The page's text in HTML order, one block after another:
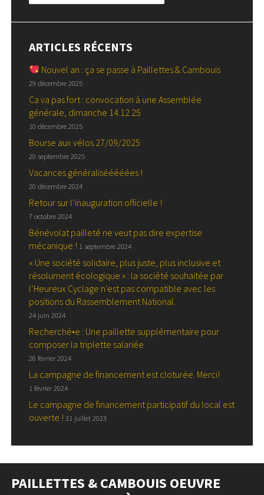
ARTICLES RÉCENTS
Nouvel an : ça se passe à Paillettes & Cambouis
29 décembre 2025
Ca va pas fort : convocation à une Assemblée
générale, dimanche 14.12.25
10 décembre 2025
Bourse aux vélos 27/09/2025
20 septembre 2025
Vacances généralisééééées !
20 décembre 2024
Retour sur l’inauguration officielle !
7 octobre 2024
Bénévolat pailleté ne veut pas dire expertise
mécanique ! 1 septembre 2024
« Une société solidaire, plus juste, plus inclusive et
résolument écologique » : la société souhaitée par
l’Heureux Cyclage n’est pas compatible avec les
positions du Rassemblement National.
24 juin 2024
Recherché•e : Une paillette supplémentaire pour
composer la triplette salariée
26 février 2024
La campagne de financement est cloturée. Merci!
1 février 2024
Le campagne de financement participatif du local est
ouverte ! 31 juillet 2023
PAILLETTES & CAMBOUIS OEUVRE